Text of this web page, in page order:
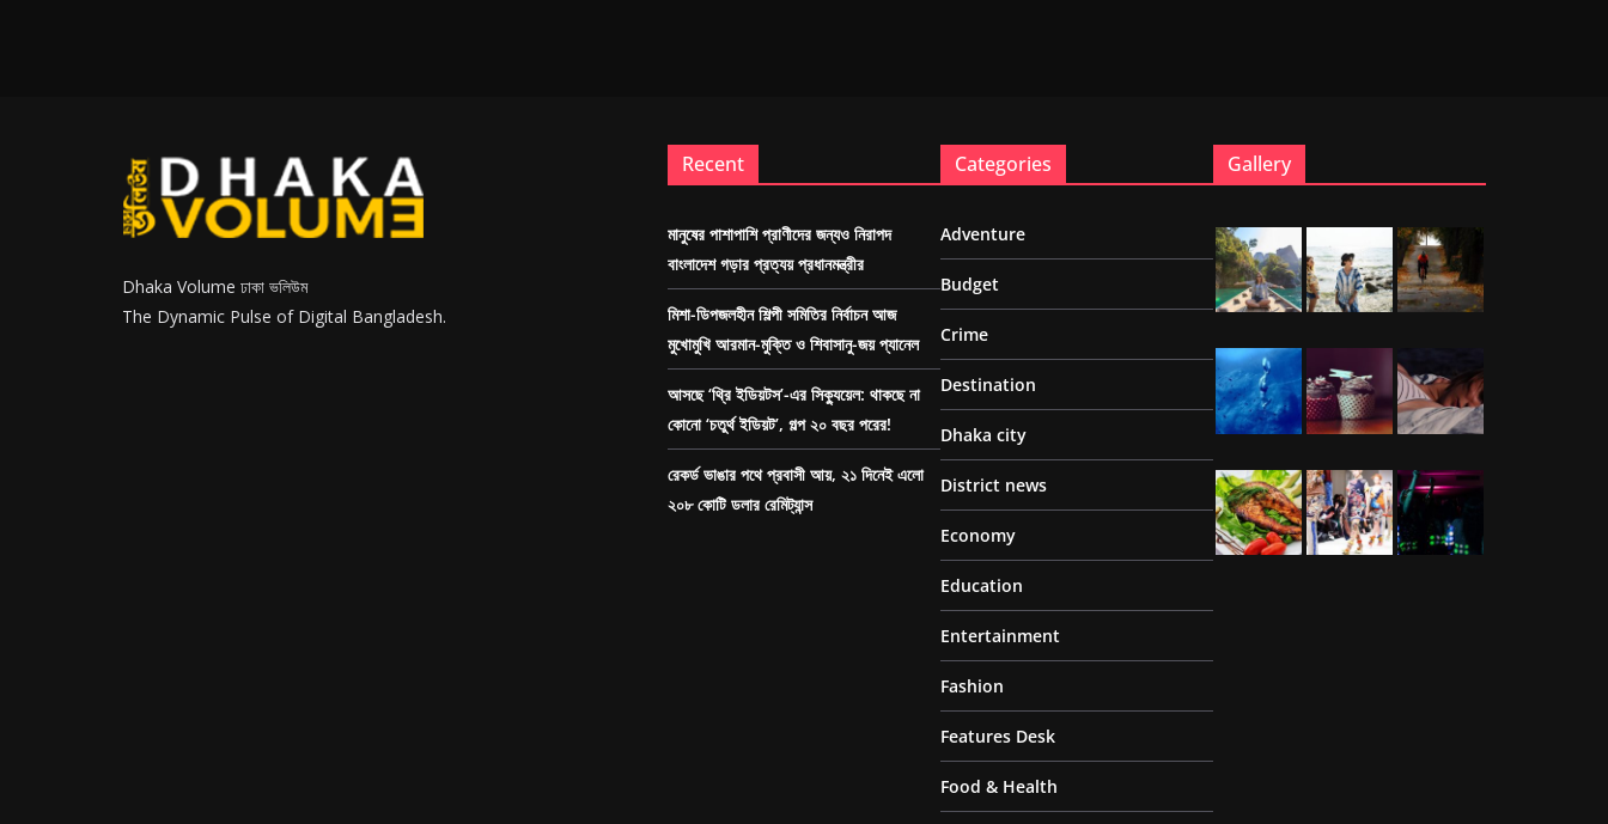
Dhaka Volume ঢাকা ভলিউম
The Dynamic Pulse of Digital Bangladesh.
Recent
মানুষের পাশাপাশি প্রাণীদের জন্যও নিরাপদ
বাংলাদেশ গড়ার প্রত্যয় প্রধানমন্ত্রীর
মিশা-ডিপজলহীন শিল্পী সমিতির নির্বাচন আজ
মুখোমুখি আরমান-মুক্তি ও শিবাসানু-জয় প্যানেল
আসছে ‘থ্রি ইডিয়টস’-এর সিক্যুয়েল: থাকছে না
কোনো ‘চতুর্থ ইডিয়ট’, গল্প ২০ বছর পরের!
রেকর্ড ভাঙার পথে প্রবাসী আয়, ২১ দিনেই এলো
২০৮ কোটি ডলার রেমিট্যান্স
Categories
Adventure
Budget
Crime
Destination
Dhaka city
District news
Economy
Education
Entertainment
Fashion
Features Desk
Food & Health
Gallery